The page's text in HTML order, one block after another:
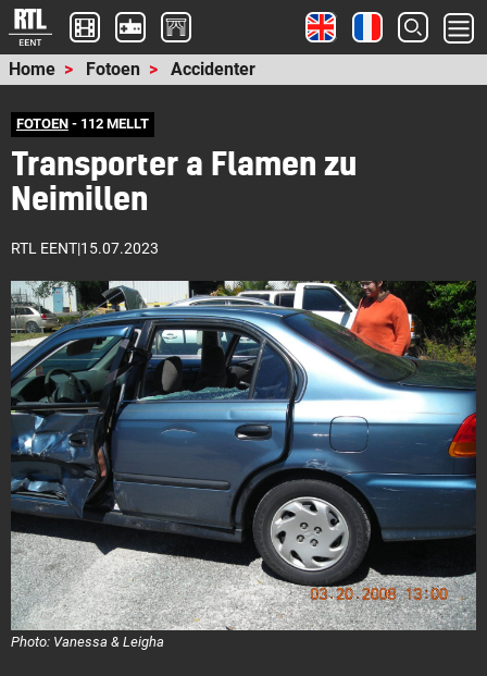
Home Fotoen Accidenter
FOTOEN- 112 MELLT
Transporter a Flamen zu
Neimillen
RTL EENT|15.07.2023
Photo: Vanessa & Leigha